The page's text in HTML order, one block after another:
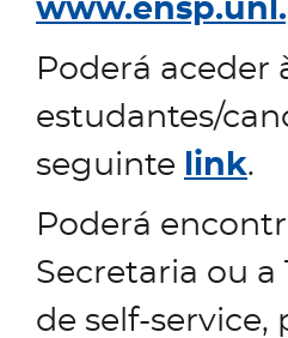
Poderá aceder
estudantes/
seguinte
link.
Poderá
Secretaria ou
de self-